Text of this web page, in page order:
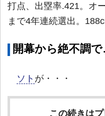
打点、出塁率.421。オ
まで4年連続選出。
開幕から絶不調
ソト が・・・
この続きは